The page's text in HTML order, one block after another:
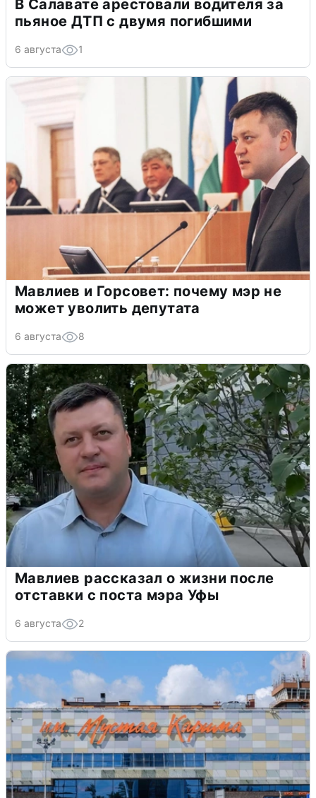
В Салавате арестовали водителя за
пьяное ДТП с двумя погибшими
6 августа 1
Мавлиев и Горсовет: почему мэр не
может уволить депутата
6 августа 8
Мавлиев рассказал о жизни после
отставки с поста мэра Уфы
6 августа 2